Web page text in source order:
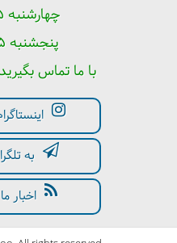
چهارشنبه ۸:۴۵ تا ۱۹:۰۰
پنجشنبه ۸:۴۵ تا ۱۶:۰۰
با ما تماس
به
اخبار